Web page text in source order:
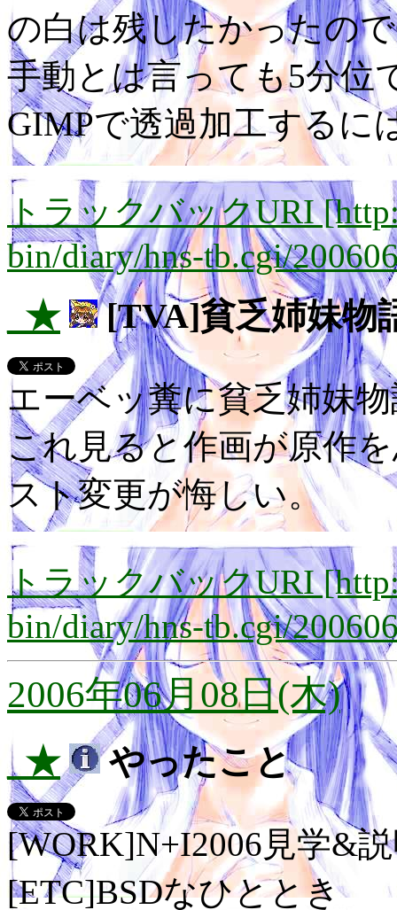
の白は残したかったの
手動とは言っても5分位
GIMPで透過加工するに
トラックバックURI
bin/diary/hns-tb.cgi/
_★ [TVA]貧乏姉妹物
エーベッ糞に貧乏姉妹
これ見ると作画が原作
スト変更が悔しい。
トラックバックURI
bin/diary/hns-tb.cgi/
2006年06月08日(木)
_★ やったこと
[WORK]N+I2006見学&
[ETC]BSDなひととき